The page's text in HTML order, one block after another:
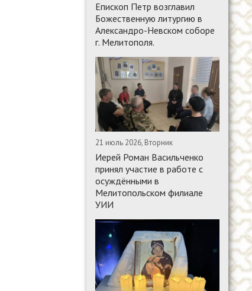
Епископ Петр возглавил
Божественную литургию в
Александро-Невском соборе
г. Мелитополя.
21 июль 2026, Вторник
Иерей Роман Васильченко
принял участие в работе с
осуждёнными в
Мелитопольском филиале
УИИ